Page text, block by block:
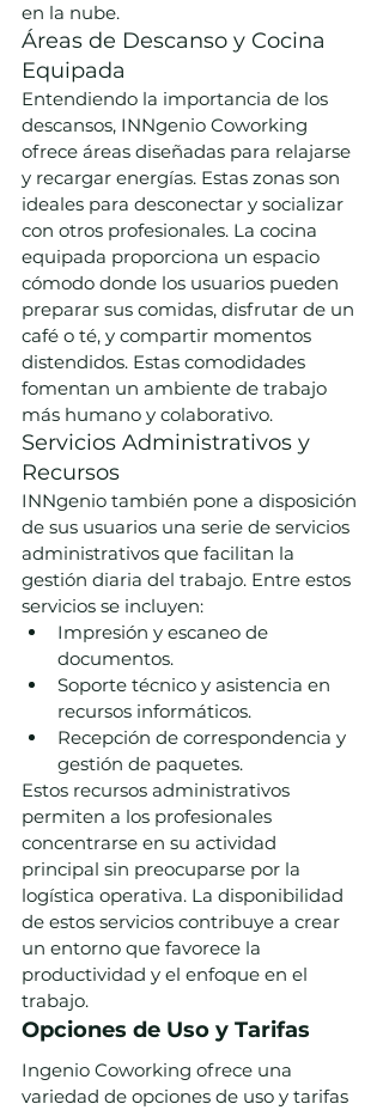
en la nube.
Áreas de Descanso y Cocina
Equipada
Entendiendo la importancia de los
descansos, INNgenio Coworking
ofrece áreas diseñadas para relajarse
y recargar energías. Estas zonas son
ideales para desconectar y socializar
con otros profesionales. La cocina
equipada proporciona un espacio
cómodo donde los usuarios pueden
preparar sus comidas, disfrutar de un
café o té, y compartir momentos
distendidos. Estas comodidades
fomentan un ambiente de trabajo
más humano y colaborativo.
Servicios Administrativos y
Recursos
INNgenio también pone a disposición
de sus usuarios una serie de servicios
administrativos que facilitan la
gestión diaria del trabajo. Entre estos
servicios se incluyen:
Impresión y escaneo de
documentos.
Soporte técnico y asistencia en
recursos informáticos.
Recepción de correspondencia y
gestión de paquetes.
Estos recursos administrativos
permiten a los profesionales
concentrarse en su actividad
principal sin preocuparse por la
logística operativa. La disponibilidad
de estos servicios contribuye a crear
un entorno que favorece la
productividad y el enfoque en el
trabajo.
Opciones de Uso y Tarifas
Ingenio Coworking ofrece una
variedad de opciones de uso y tarifas